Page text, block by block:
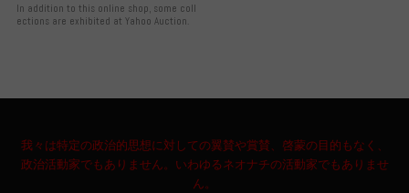
In addition to this online shop, some coll
ections are exhibited at Yahoo Auction.
我々は特定の政治的思想に対しての翼賛や賞賛、啓蒙の目的もなく、
政治活動家でもありません。いわゆるネオナチの活動家でもありませ
ん。